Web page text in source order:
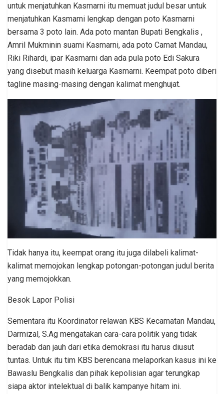
untuk menjatuhkan Kasmarni itu memuat judul besar untuk
menjatuhkan Kasmarni lengkap dengan poto Kasmarni
bersama 3 poto lain. Ada poto mantan Bupati Bengkalis ,
Amril Mukminin suami Kasmarni, ada poto Camat Mandau,
Riki Rihardi, ipar Kasmarni dan ada pula poto Edi Sakura
yang disebut masih keluarga Kasmarni. Keempat poto diberi
tagline masing-masing dengan kalimat menghujat.
Tidak hanya itu, keempat orang itu juga dilabeli kalimat-
kalimat memojokan lengkap potongan-potongan judul berita
yang memojokkan.
Besok Lapor Polisi
Sementara itu Koordinator relawan KBS Kecamatan Mandau,
Darmizal, S.Ag mengatakan cara-cara politik yang tidak
beradab dan jauh dari etika demokrasi itu harus diusut
tuntas. Untuk itu tim KBS berencana melaporkan kasus ini ke
Bawaslu Bengkalis dan pihak kepolisian agar terungkap
siapa aktor intelektual di balik kampanye hitam ini.